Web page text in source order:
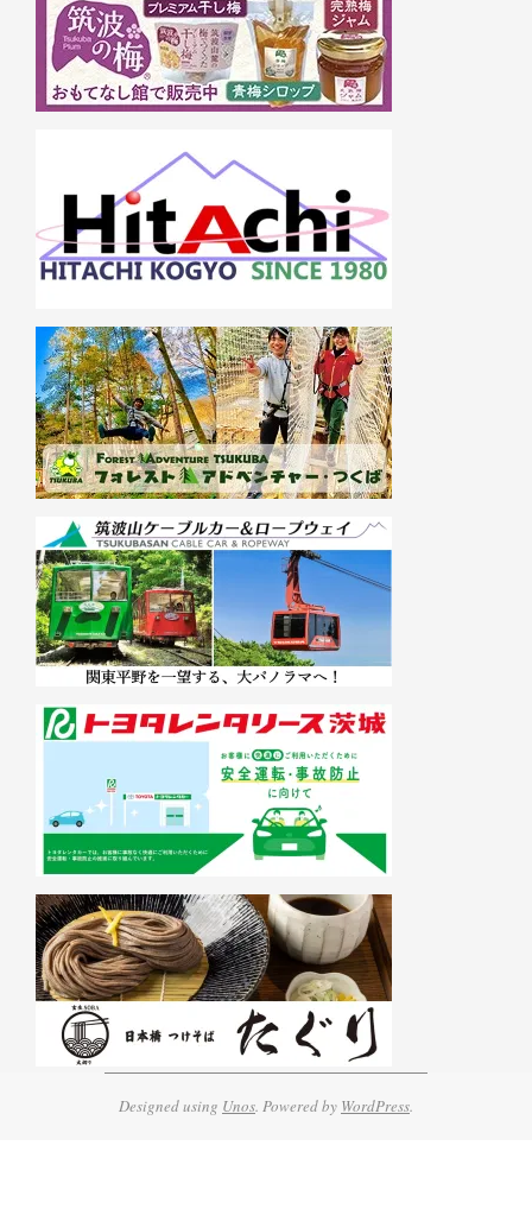
Designed using Unos. Powered by WordPress.